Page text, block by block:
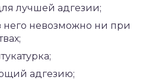
лучшей адгезии;
него невозможно ни при
адгезию;